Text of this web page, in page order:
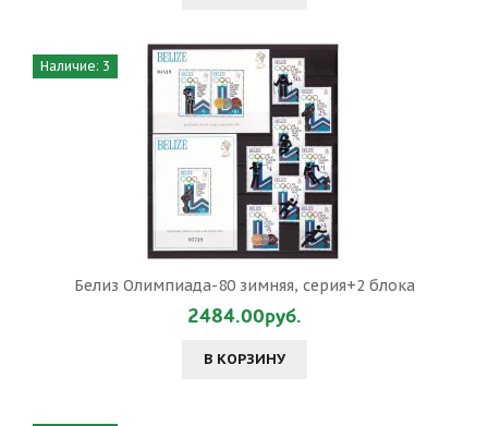
Наличие: 3
Белиз Олимпиада-80 зимняя, серия+2 блока
2484.00руб.
В КОРЗИНУ